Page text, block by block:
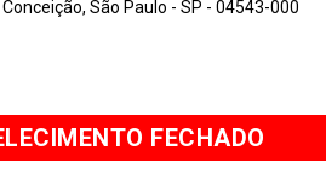
São Paulo - SP - 04543-000
FECHADO